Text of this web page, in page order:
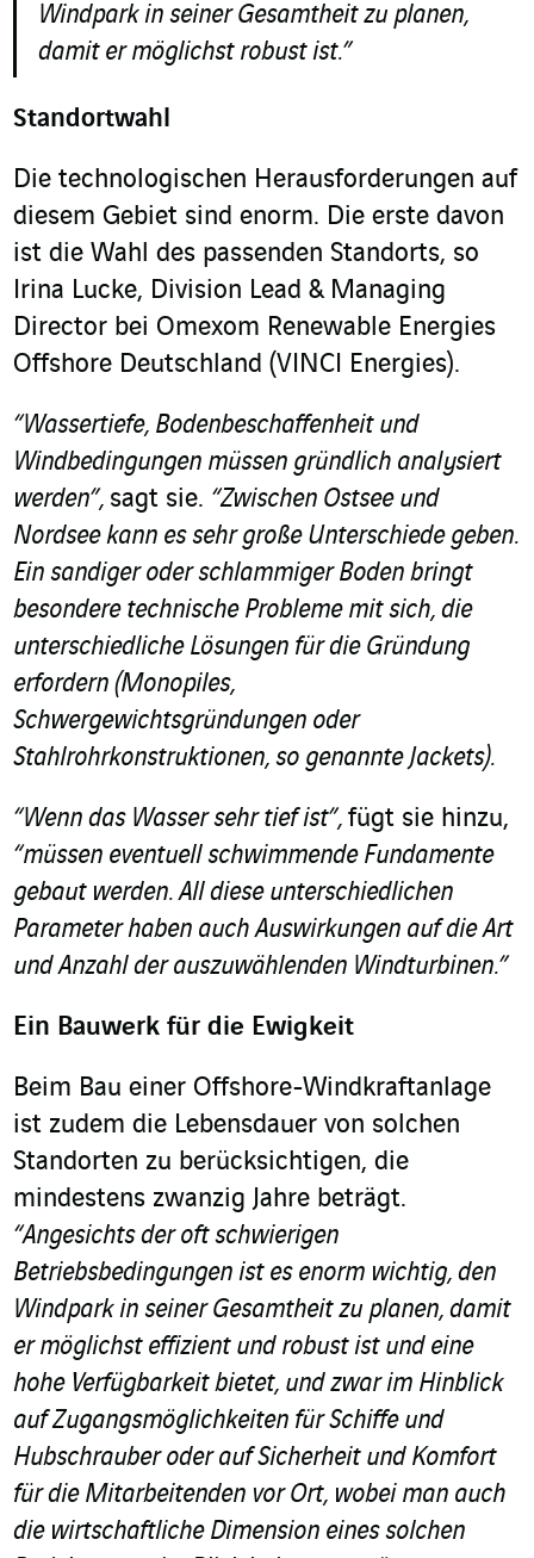
Windpark in seiner Gesamtheit zu planen,
damit er möglichst robust ist.”
Standortwahl
Die technologischen Herausforderungen auf
diesem Gebiet sind enorm. Die erste davon
ist die Wahl des passenden Standorts, so
Irina Lucke, Division Lead & Managing
Director bei Omexom Renewable Energies
Offshore Deutschland (VINCI Energies).
“Wassertiefe, Bodenbeschaffenheit und
Windbedingungen müssen gründlich analysiert
werden”, sagt sie. “Zwischen Ostsee und
Nordsee kann es sehr große Unterschiede geben.
Ein sandiger oder schlammiger Boden bringt
besondere technische Probleme mit sich, die
unterschiedliche Lösungen für die Gründung
erfordern (Monopiles,
Schwergewichtsgründungen oder
Stahlrohrkonstruktionen, so genannte Jackets).
“Wenn das Wasser sehr tief ist”, fügt sie hinzu,
“müssen eventuell schwimmende Fundamente
gebaut werden. All diese unterschiedlichen
Parameter haben auch Auswirkungen auf die Art
und Anzahl der auszuwählenden Windturbinen.”
Ein Bauwerk für die Ewigkeit
Beim Bau einer Offshore-Windkraftanlage
ist zudem die Lebensdauer von solchen
Standorten zu berücksichtigen, die
mindestens zwanzig Jahre beträgt.
“Angesichts der oft schwierigen
Betriebsbedingungen ist es enorm wichtig, den
Windpark in seiner Gesamtheit zu planen, damit
er möglichst effizient und robust ist und eine
hohe Verfügbarkeit bietet, und zwar im Hinblick
auf Zugangsmöglichkeiten für Schiffe und
Hubschrauber oder auf Sicherheit und Komfort
für die Mitarbeitenden vor Ort, wobei man auch
die wirtschaftliche Dimension eines solchen